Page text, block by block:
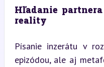
Hľadanie
reality
Písanie inzerátu v
epizódou, ale aj